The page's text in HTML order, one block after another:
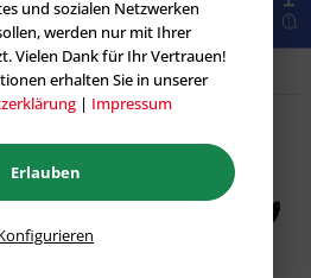
Zu den Varianten
und sozialen Netzwerken
werden nur mit Ihrer
Vielen Dank für Ihr Vertrauen!
erhalten Sie in unserer
| Impressum
Erlauben